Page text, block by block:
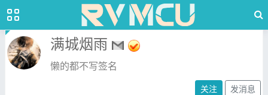
满城烟雨
懒的都不写签名
关注 发消息